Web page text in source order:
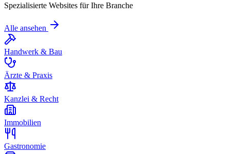
Spezialisierte Websites für Ihre Branche
Alle ansehen
Handwerk & Bau
Ärzte & Praxis
Kanzlei & Recht
Immobilien
Gastronomie